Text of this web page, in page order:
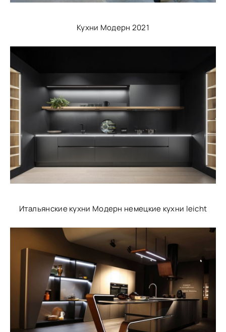
Кухни Модерн 2021
Итальянские кухни Модерн немецкие кухни leicht